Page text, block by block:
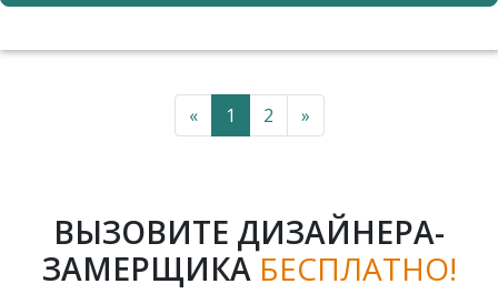
« 1 2 »
ВЫЗОВИТЕ ДИЗАЙНЕРА-
ЗАМЕРЩИКА БЕСПЛАТНО!